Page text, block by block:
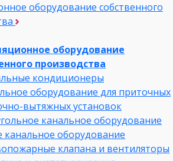
оборудование собственного
оборудование
производства
кондиционеры
оборудование для приточных
вытяжных установок
канальное оборудование
канальное оборудование
клапана и вентиляторы